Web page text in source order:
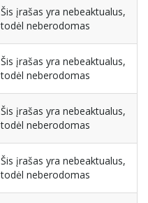
Šis įrašas yra nebeaktualus,
todėl neberodomas
Šis įrašas yra nebeaktualus,
todėl neberodomas
Šis įrašas yra nebeaktualus,
todėl neberodomas
Šis įrašas yra nebeaktualus,
todėl neberodomas